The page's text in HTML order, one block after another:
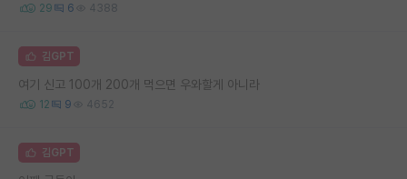
29 6 4388
김GPT
여기 신고 100개 200개 먹으면 우와할게 아니라
12 9 4652
김GPT